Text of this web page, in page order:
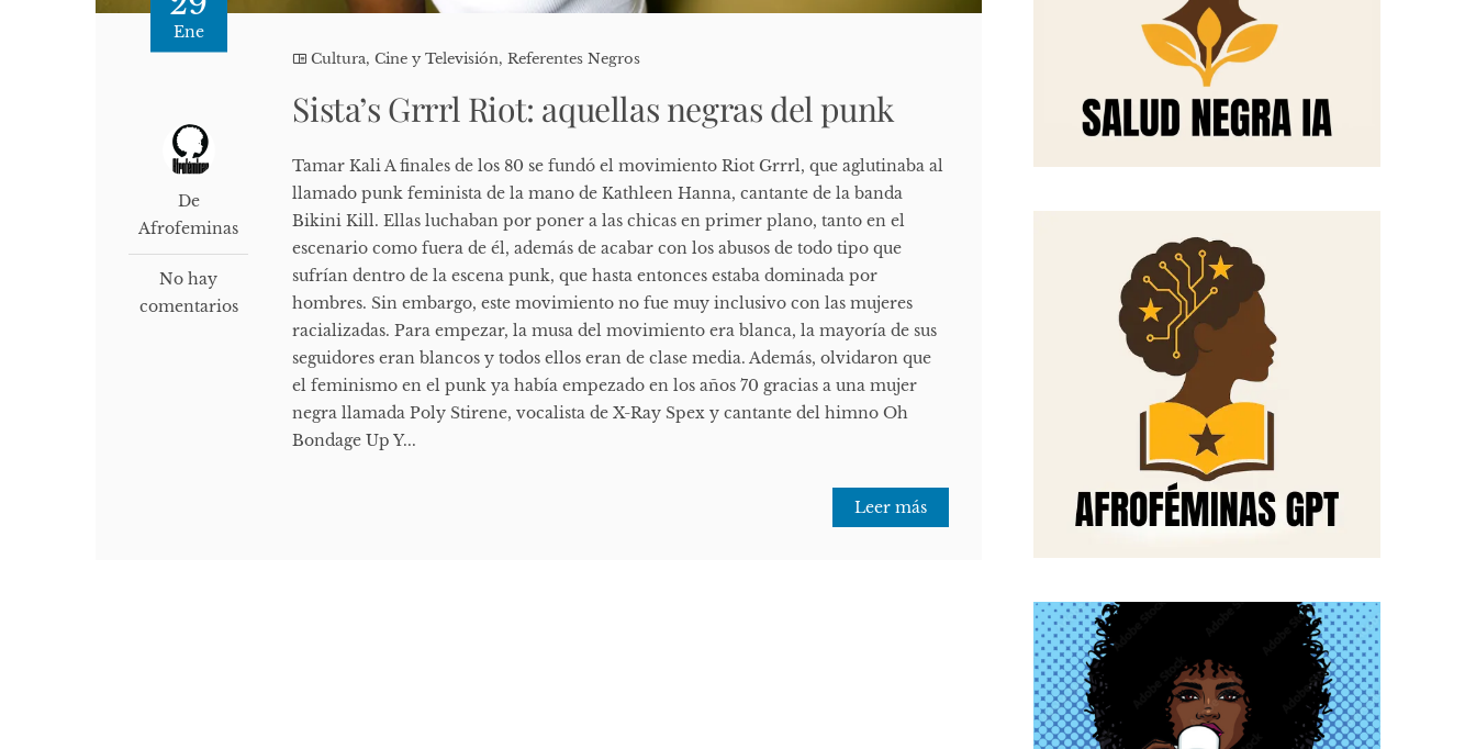
Ene
De
Afrofeminas
No hay
comentarios
Cultura, Cine y Televisión,Referentes Negros
Sista’s Grrrl Riot: aquellas negras del punk
Tamar Kali A finales de los 80 se fundó el movimiento Riot Grrrl, que aglutinaba al
llamado punk feminista de la mano de Kathleen Hanna, cantante de la banda
Bikini Kill. Ellas luchaban por poner a las chicas en primer plano, tanto en el
escenario como fuera de él, además de acabar con los abusos de todo tipo que
sufrían dentro de la escena punk, que hasta entonces estaba dominada por
hombres. Sin embargo, este movimiento no fue muy inclusivo con las mujeres
racializadas. Para empezar, la musa del movimiento era blanca, la mayoría de sus
seguidores eran blancos y todos ellos eran de clase media. Además, olvidaron que
el feminismo en el punk ya había empezado en los años 70 gracias a una mujer
negra llamada Poly Stirene, vocalista de X-Ray Spex y cantante del himno Oh
Bondage Up Y...
Leer más